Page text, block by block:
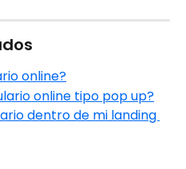
online?
online tipo pop up?
dentro de mi landing